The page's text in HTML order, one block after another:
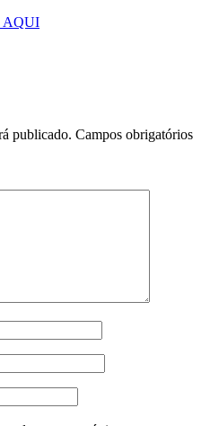
AQUI
publicado. Campos obrigatórios